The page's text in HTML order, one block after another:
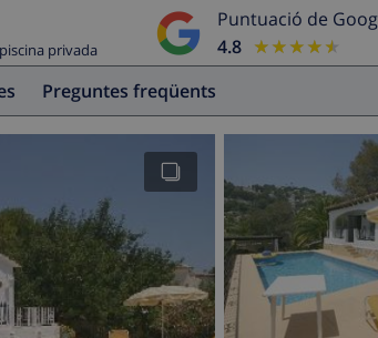
privada
Puntuació de
4.8
★★★★★
★★★★★
Preguntes freqüents